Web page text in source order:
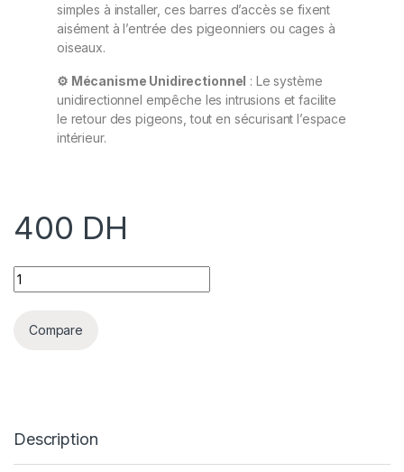
simples à installer, ces barres d’accès se fixent
aisément à l’entrée des pigeonniers ou cages à
oiseaux.
⚙️ Mécanisme Unidirectionnel : Le système
unidirectionnel empêche les intrusions et facilite
le retour des pigeons, tout en sécurisant l’espace
intérieur.
400 DH
LAPYAPPE® Barres d'Accès pour Pigeonniers - Lot de 20
Compare
Description